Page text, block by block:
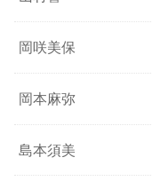
岡咲美保
岡本麻弥
島本須美